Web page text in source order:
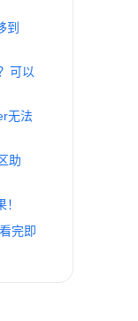
到
可以
无法
助
完即